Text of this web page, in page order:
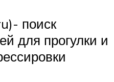
поиск
для прогулки и